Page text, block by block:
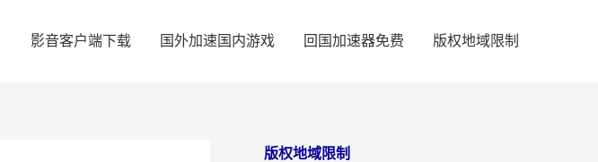
影音客户端下载 国外加速国内游戏 回国加速器免费 版权地域限制
版权地域限制